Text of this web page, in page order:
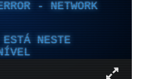
- NETWORK
ESTÁ NESTE